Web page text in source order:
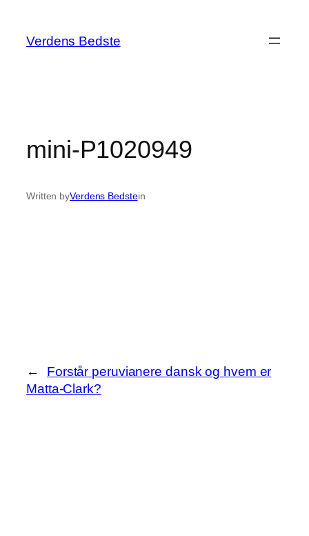
indhold
Verdens Bedste
mini-P1020949
Written byVerdens Bedstein
←
Forstår peruvianere dansk og hvem er
Matta-Clark?